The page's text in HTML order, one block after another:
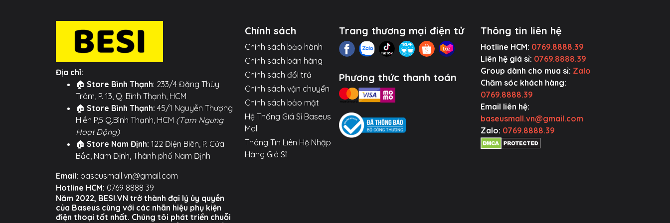
Địa chỉ:
🏠 Store Bình Thạnh: 233/4 Đặng Thùy
Trâm, P. 13, Q. Bình Thạnh, HCM
🏠 Store Bình Thạnh: 45/1 Nguyễn Thượng
Hiền P,5 Q.Bình Thạnh, HCM (Tạm Ngưng
Hoạt Động)
🏠 Store Nam Định: 122 Điện Biên, P. Cửa
Bắc, Nam Định, Thành phố Nam Định
Email: baseusmall.vn@gmail.com
Hotline HCM: 0769 8888 39
Năm 2022, BESI.VN trở thành đại lý ủy quyền
của Baseus cùng với các nhãn hiệu phụ kiện
điện thoại tốt nhất. Chúng tôi phát triển chuỗi
Chính sách
Chính sách bảo hành
Chính sách bán hàng
Chính sách đổi trả
Chính sách vận chuyển
Chính sách bảo mật
Hệ Thống Giá Sỉ Baseus
Mall
Thông Tin Liên Hệ Nhập
Hàng Giá Sỉ
Trang thương mại điện tử
Phương thức thanh toán
Thông tin liên hệ
Hotline HCM: 0769.8888.39
Liên hệ giá sỉ: 0769.8888.39
Group dành cho mua sỉ: Zalo
Chăm sóc khách hàng:
0769.8888.39
Email liên hệ:
baseusmall.vn@gmail.com
Zalo: 0769.8888.39